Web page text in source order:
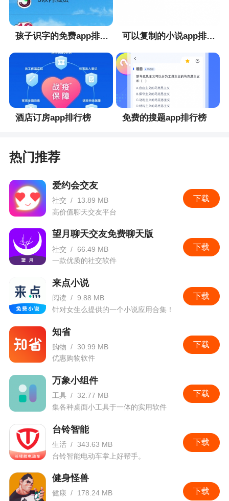
孩子识字的免费app排行榜 可以复制的小说app排行榜
酒店订房app排行榜 免费的搜题app排行榜
热门推荐
下载
爱约会交友
社交 /
13.89 MB
高价值聊天交友平台
下载
望月聊天交友免费聊天版
社交 / 66.49 MB
一款优质的社交软件
下载
来点小说
阅读 / 9.88 MB
针对女生么提供的一个小说应用合集！
下载
知省
购物 / 30.99 MB
优惠购物软件
下载
万象小组件
工具 / 32.77 MB
集各种桌面小工具于一体的实用软件
下载
台铃智能
生活 / 343.63 MB
台铃智能电动车掌上好帮手。
下载
健身怪兽
健康 / 178.24 MB